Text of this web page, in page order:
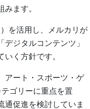
ます。
を活用し、メルカリが
ジタルコンテンツ」
いく方針です。
アート・スポーツ・ゲ
ゴリーに重点を置
通促進を検討していま